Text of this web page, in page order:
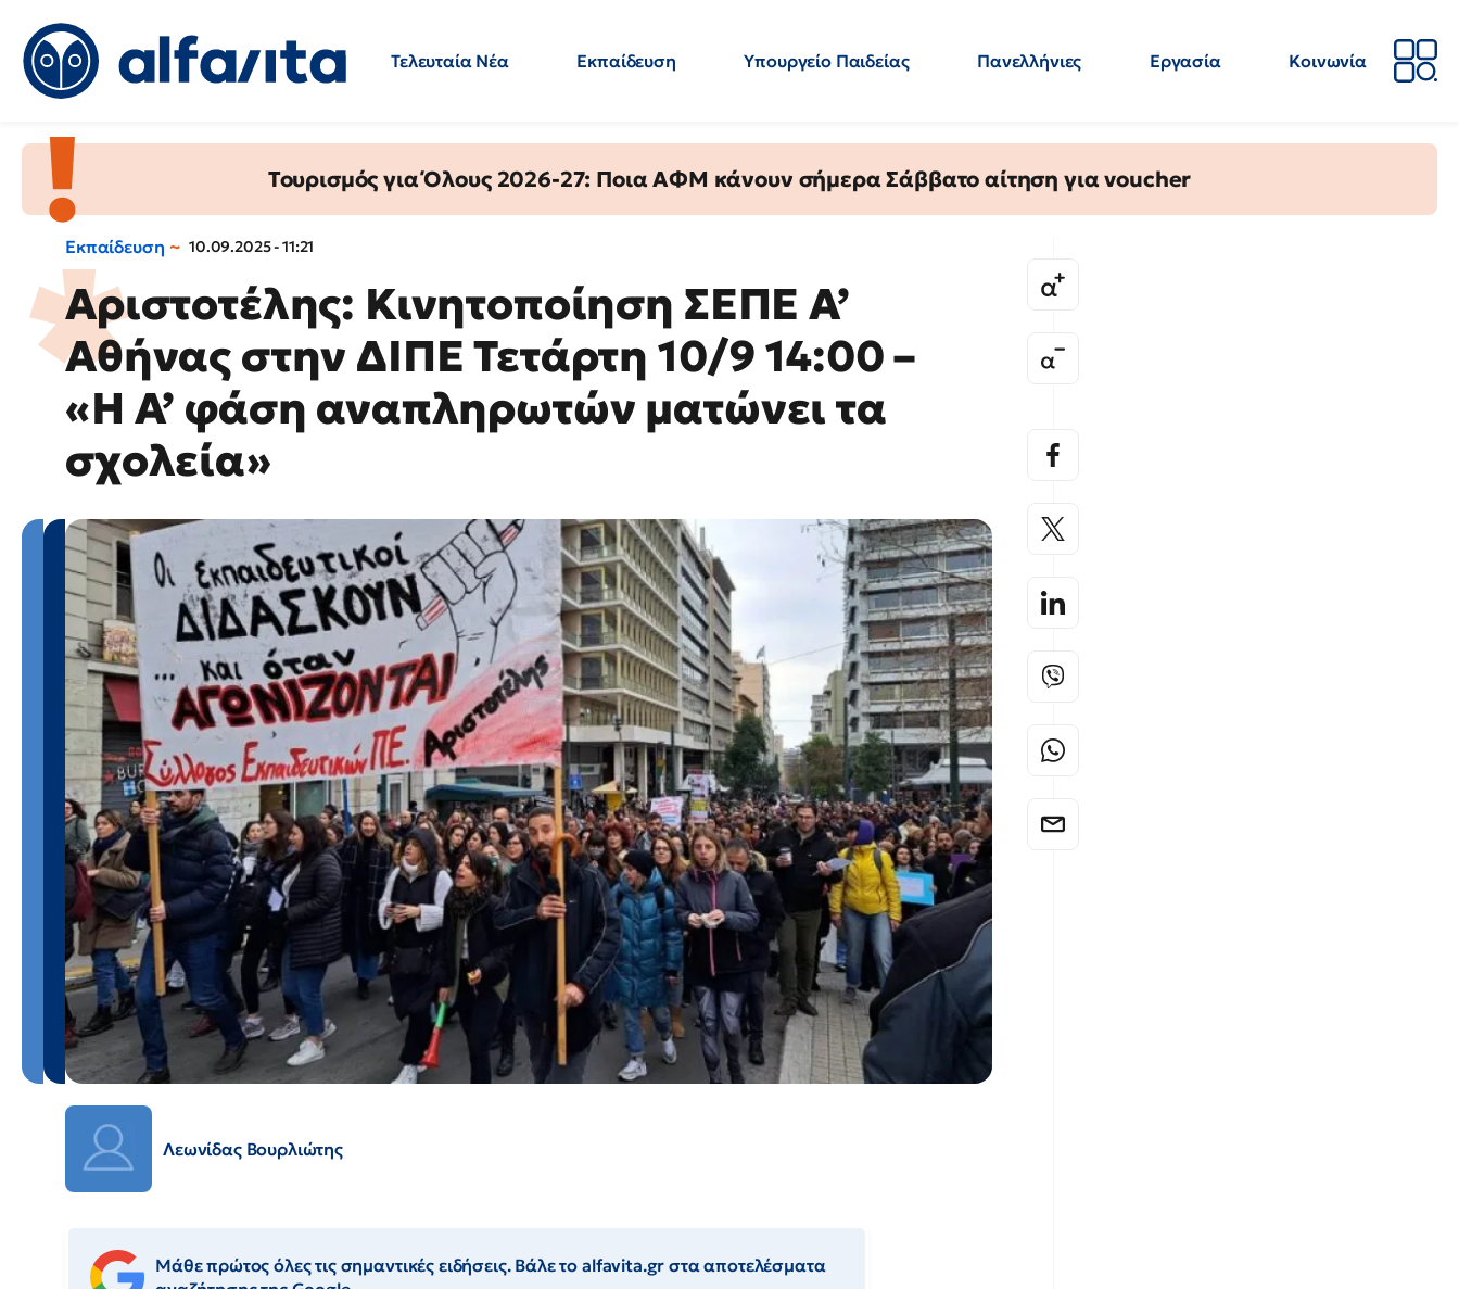
Τελευταία Νέα Εκπαίδευση Υπουργείο Παιδείας Πανελλήνιες Εργασία
Κοινωνία
Τουρισμός για Όλους 2026-27: Ποια ΑΦΜ κάνουν σήμερα Σάββατο αίτηση για voucher
Εκπαίδευση 10.09.2025 - 11:21
Αριστοτέλης: Κινητοποίηση ΣΕΠΕ Α’
Αθήνας στην ΔΙΠΕ Τετάρτη 10/9 14:00 –
«Η Α’ φάση αναπληρωτών ματώνει τα
σχολεία»
Λεωνίδας Βουρλιώτης
Μάθε πρώτος όλες τις σημαντικές ειδήσεις. Βάλε το alfavita.gr στα αποτελέσματα